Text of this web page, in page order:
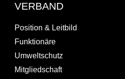
VERBAND
Position & Leitbild
Funktionäre
Umweltschutz
Mitgliedschaft